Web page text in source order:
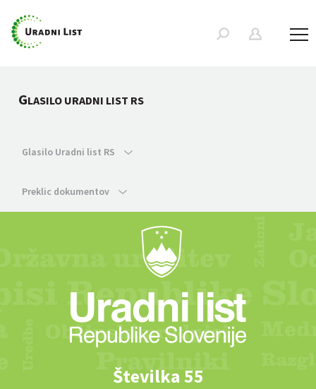
GLASILO URADNI LIST RS
Glasilo Uradni list RS
Preklic dokumentov
Številka 55